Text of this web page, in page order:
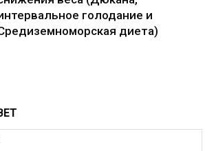
голодание и
диета)